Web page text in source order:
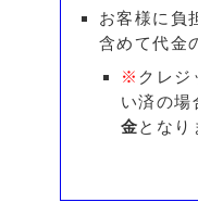
お客様に負
含めて代金
※ クレジ
い済の
金となり